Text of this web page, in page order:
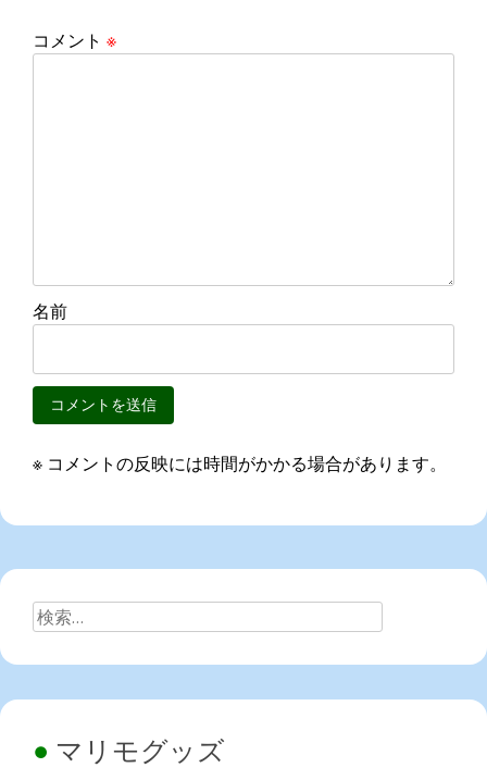
コメント ※
名前
※ コメントの反映には時間がかかる場合があります。
検
索:
マリモグッズ